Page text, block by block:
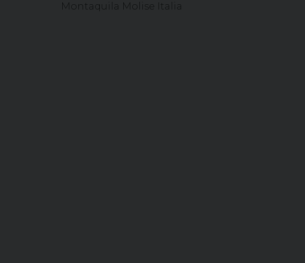
Montaquila Molise Italia